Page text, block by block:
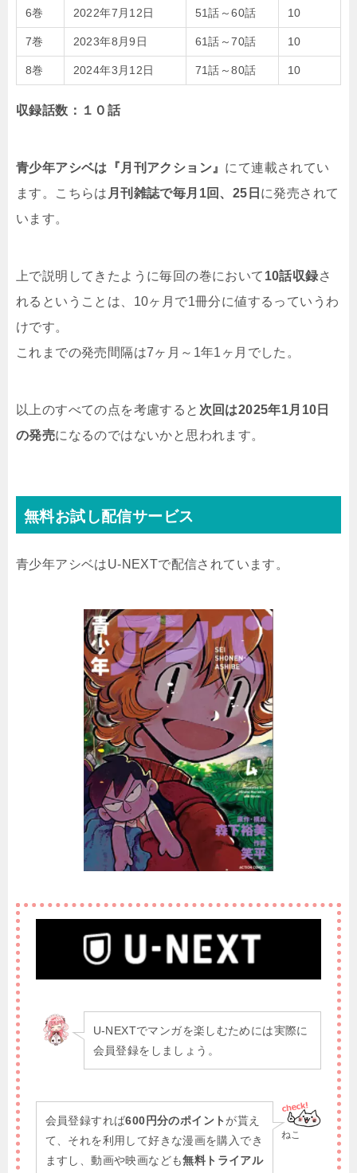
6巻 2022年7月12日 51話～60話 10
7巻 2023年8月9日 61話～70話 10
8巻 2024年3月12日 71話～80話 10
収録話数：１０話
青少年アシベは『月刊アクション』 にて連載されてい
ます。こちらは 月刊雑誌で毎月1回、25日 に発売されて
います。
上で説明してきたように毎回の巻において 10話収録さ
れるということは、10ヶ月で1冊分に値するっていうわ
けです。
これまでの発売間隔は7ヶ月～1年1ヶ月でした。
以上のすべての点を考慮すると 次回は2025年1月10日
の発売になるのではないかと思われます。
無料お試し配信サービス
青少年アシベはU-NEXTで配信されています。
U-NEXTでマンガを楽しむためには実際に
会員登録をしましょう。
ねこ
会員登録すれば600円分のポイント が貰え
て、それを利用して好きな漫画を購入でき
ますし、動画や映画なども無料トライアル